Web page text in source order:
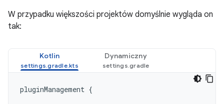
W przypadku większości projektów domyślnie wygląda on
tak:
Kotlin Dynamiczny
pluginManagement {